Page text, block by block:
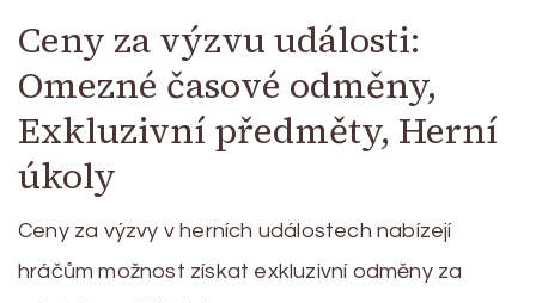
Ceny za výzvu události:
Omezné časové odměny,
Exkluzivní předměty, Herní
úkoly
Ceny za výzvy v herních událostech nabízejí
hráčům možnost získat exkluzivní odměny za